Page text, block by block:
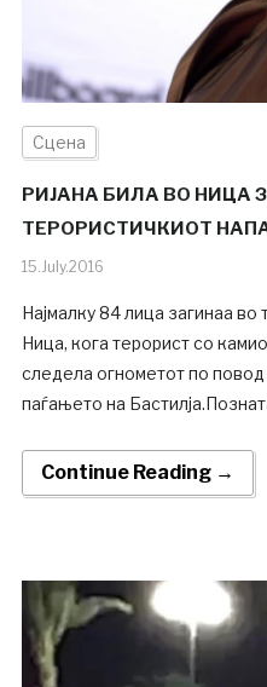
Сцена
РИЈАНА БИЛА ВО НИЦА
ТЕРОРИСТИЧКИОТ
15.July.2016
Најмалку 84 лица загинаа
Ница, кога терорист со
следела огнометот по
паѓањето на
Continue Reading →